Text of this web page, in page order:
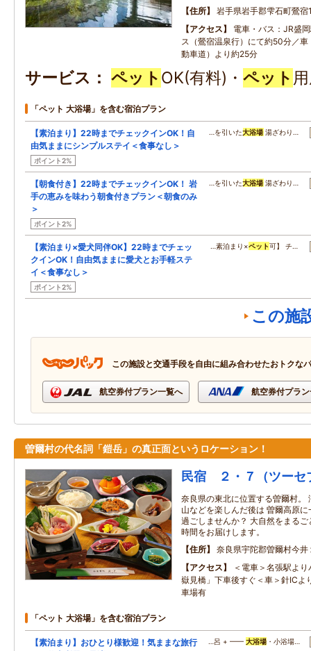
住所
岩手県岩手郡雫石町鶯宿
アクセス
電車・バス：JR盛
ス（鶯宿温泉行）にて約50分／
動車道）より約25分
サービス ペット OK(有料)・ ペット
「ペット 大浴場」を含む宿泊プラン
【素泊まり】22時までチェックインOK！自
由気ままにシンプルステイ＜食事なし＞
ポイント2%
…を引いた大浴場 湯ざわり…
【朝食付き】22時までチェックインOK！ 岩
手の恵みを味わう朝食付きプラン＜朝食のみ
＞
ポイント2%
…を引いた大浴場 湯ざわり…
【素泊まり×愛犬同伴OK】22時までチェッ
クインOK！自由気ままに愛犬とお手軽ステ
イ＜食事なし＞
ポイント2%
…素泊まり×ペット可】 チ…
この施
この施設と交通手段を自由に組み合わせたおトクな
航空券付プラン一覧へ 航空券付プラ
曽爾村の代名詞「鎧岳」の真正面というロケーション！
民宿 ２・７（ツーセ
奈良県の東北に位置する曽爾村。
山などを楽しんだ後は 曽爾高原
過ごしませんか？ 大自然をまる
時間をお届けします。
住所
奈良県宇陀郡曽爾村今井
アクセス
＜電車＞名張駅よ
嶽見橋」下車後すぐ＜車＞針ICよ
車場有
「ペット 大浴場」を含む宿泊プラン
【素泊まり】おひとり様歓迎！気ままな旅行
…呂 + ━━ 大浴場 ・小浴場…